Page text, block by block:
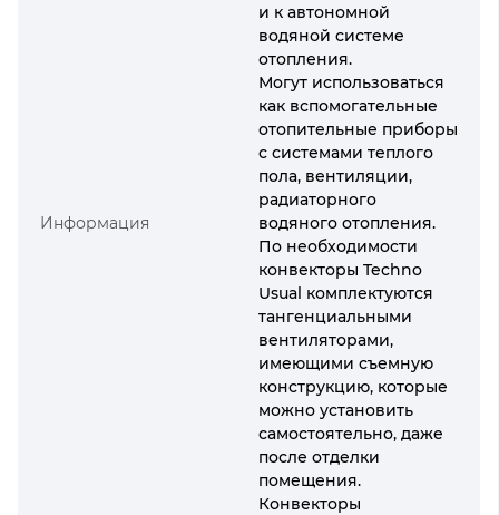
Информация
и к автономной
водяной системе
отопления.
Могут использоваться
как вспомогательные
отопительные приборы
с системами теплого
пола, вентиляции,
радиаторного
водяного отопления.
По необходимости
конвекторы Techno
Usual комплектуются
тангенциальными
вентиляторами,
имеющими съемную
конструкцию, которые
можно установить
самостоятельно, даже
после отделки
помещения.
Конвекторы